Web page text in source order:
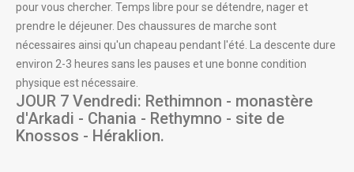
pour vous chercher. Temps libre pour se détendre, nager et
prendre le déjeuner. Des chaussures de marche sont
nécessaires ainsi qu'un chapeau pendant l'été. La descente dure
environ 2-3 heures sans les pauses et une bonne condition
physique est nécessaire.
JOUR 7 Vendredi: Rethimnon - monastère
d'Arkadi - Chania - Rethymno - site de
Knossos - Héraklion.